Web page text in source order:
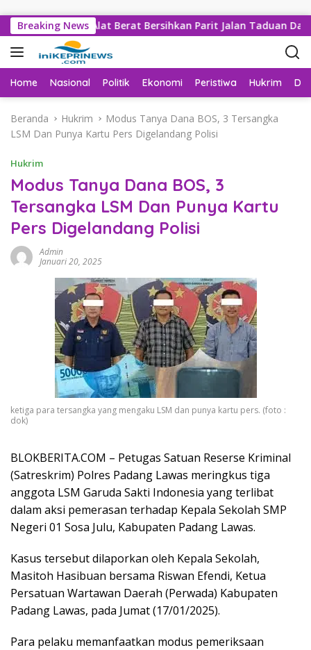
Breaking News
Sejumlah Alat Berat Bersihkan Parit Jalan Taduan Dari
Home Nasional Politik Ekonomi Peristiwa Hukrim
Beranda Hukrim
Modus Tanya Dana BOS, 3 Tersangka
LSM Dan Punya Kartu Pers Digelandang Polisi
Hukrim
Modus Tanya Dana BOS, 3
Tersangka LSM Dan Punya Kartu
Pers Digelandang Polisi
Admin
Januari 20, 2025
ketiga para tersangka yang mengaku LSM dan punya kartu pers. (foto :
dok)
BLOKBERITA.COM – Petugas Satuan Reserse Kriminal
(Satreskrim) Polres Padang Lawas meringkus tiga
anggota LSM Garuda Sakti Indonesia yang terlibat
dalam aksi pemerasan terhadap Kepala Sekolah SMP
Negeri 01 Sosa Julu, Kabupaten Padang Lawas.
Kasus tersebut dilaporkan oleh Kepala Sekolah,
Masitoh Hasibuan bersama Riswan Efendi, Ketua
Persatuan Wartawan Daerah (Perwada) Kabupaten
Padang Lawas, pada Jumat (17/01/2025).
Para pelaku memanfaatkan modus pemeriksaan